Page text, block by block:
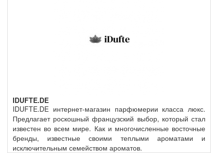
IDUFTE.DE
IDUFTE.DE интернет-магазин парфюмерии класса люкс.
Предлагает роскошный французский выбор, который стал
известен во всем мире. Как и многочисленные восточные
бренды, известные своими теплыми ароматами и
исключительным семейством ароматов.